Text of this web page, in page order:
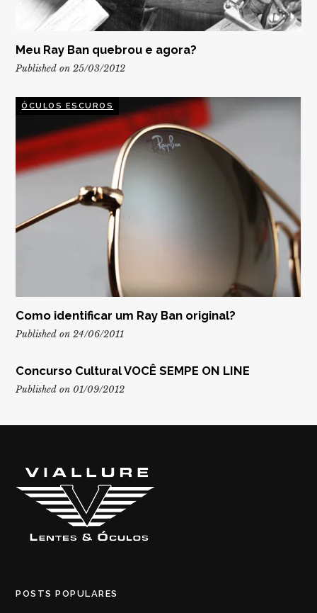
Meu Ray Ban quebrou e agora?
Published on 25/03/2012
ÓCULOS ESCUROS
Como identificar um Ray Ban original?
Published on 24/06/2011
Concurso Cultural VOCÊ SEMPE ON LINE
Published on 01/09/2012
POSTS POPULARES